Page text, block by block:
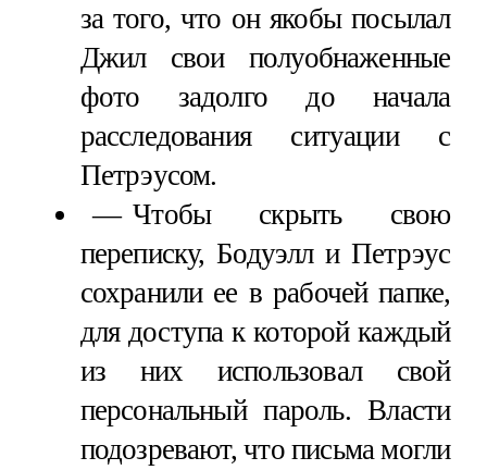
за того, что он якобы посылал
Джил свои полуобнаженные
фото задолго до начала
расследования ситуации с
Петрэусом.
Чтобы скрыть свою
переписку, Бодуэлл и Петрэус
сохранили ее в рабочей папке,
для доступа к которой каждый
из них использовал свой
персональный пароль. Власти
подозревают, что письма могли